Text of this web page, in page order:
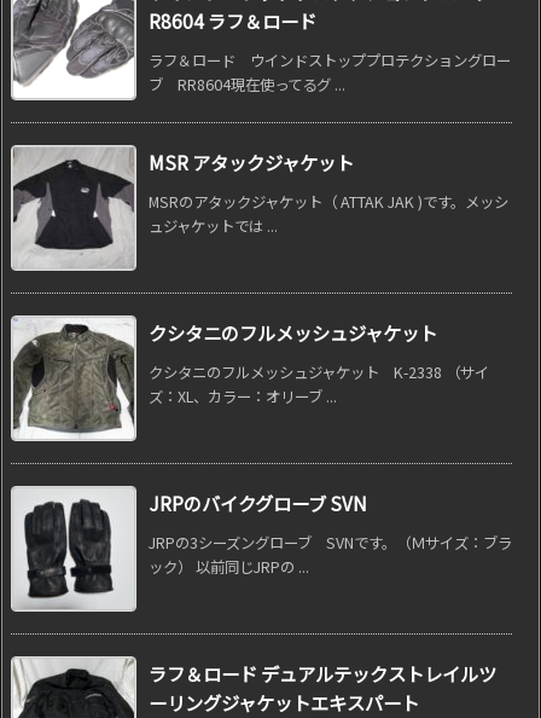
R8604 ラフ＆ロード
ラフ＆ロード ウインドストッププロテクショングロー
ブ RR8604現在使ってるグ ...
MSR アタックジャケット
MSRのアタックジャケット（ ATTAK JAK )です。メッシ
ュジャケットでは ...
クシタニのフルメッシュジャケット
クシタニのフルメッシュジャケット K-2338 （サイ
ズ：XL、カラー：オリーブ ...
JRPのバイクグローブ SVN
JRPの3シーズングローブ SVNです。（Ｍサイズ：ブラ
ック） 以前同じJRPの ...
ラフ＆ロード デュアルテックストレイルツ
ーリングジャケットエキスパート